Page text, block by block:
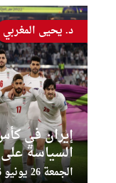
إيران في
السياسة
الجمعة 26 يونيو 2026 - 11:01:37
د. يحيى المغربي